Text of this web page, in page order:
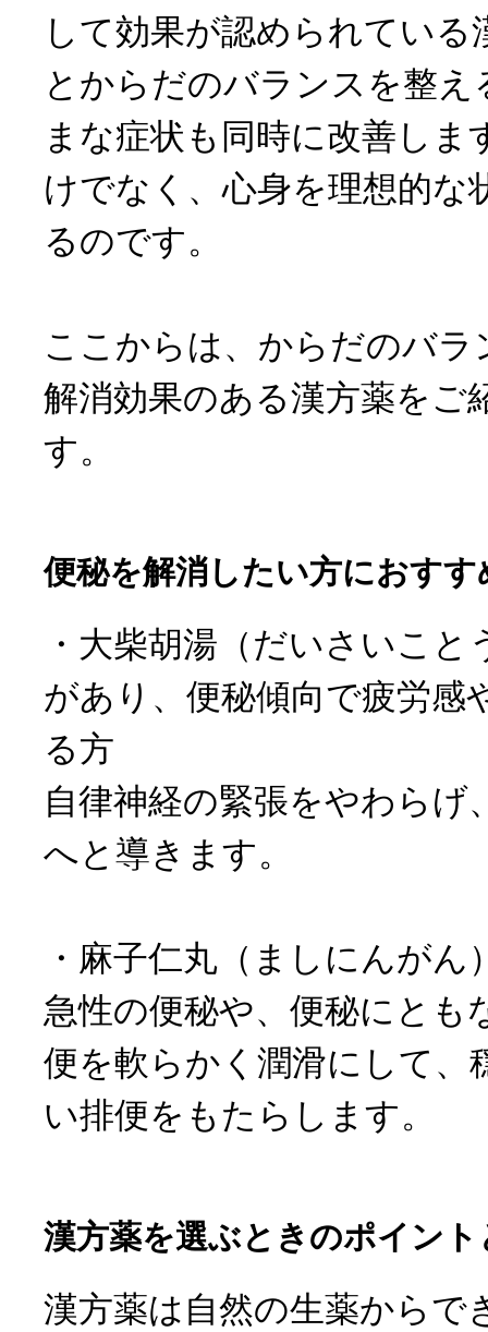
して効果が認められている
とからだのバランスを整
まな症状も同時に改善しま
けでなく、心身を理想的な
るのです。
ここからは、からだのバラ
解消効果のある漢方薬をご
す。
便秘を解消したい方におすす
・大柴胡湯（だいさいこと
があり、便秘傾向で疲労感
る方
自律神経の緊張をやわらげ
へと導きます。
・麻子仁丸（ましにんがん
急性の便秘や、便秘にとも
便を軟らかく潤滑にして、
い排便をもたらします。
漢方薬を選ぶときのポイント
漢方薬は自然の生薬からで